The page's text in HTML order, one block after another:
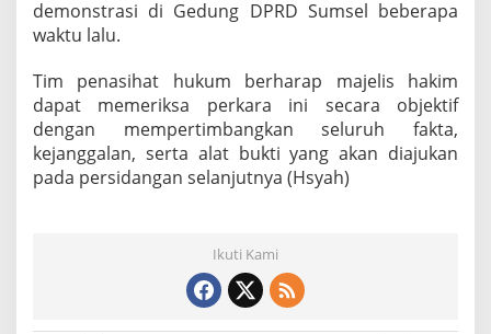
demonstrasi di Gedung DPRD Sumsel beberapa
waktu lalu.
Tim penasihat hukum berharap majelis hakim
dapat memeriksa perkara ini secara objektif
dengan mempertimbangkan seluruh fakta,
kejanggalan, serta alat bukti yang akan diajukan
pada persidangan selanjutnya (Hsyah)
Ikuti Kami